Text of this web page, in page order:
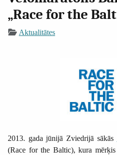
„Race for the
Aktualitātes
2013. gada jūnijā Zviedrijā sākās
(Race for the Baltic), kura